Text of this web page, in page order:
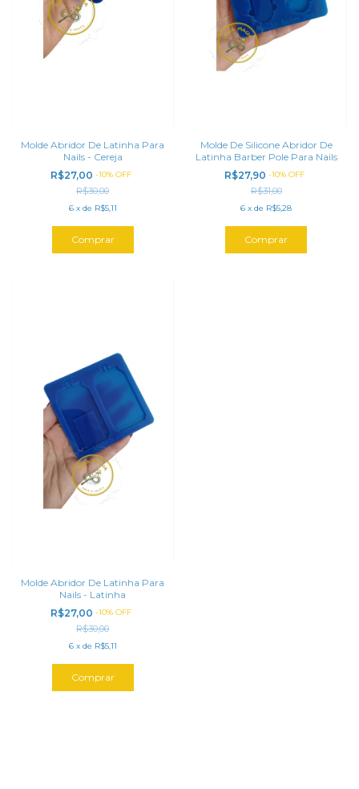
Molde Abridor De Latinha Para
Nails - Cereja
R$27,00-10%OFF
R$30,00
6 x de R$5,11
Molde De Silicone Abridor De
Latinha Barber Pole Para Nails
R$27,90-10%OFF
R$31,00
6 xde R$5,28
Molde Abridor De Latinha Para
Nails - Latinha
R$27,00-10%OFF
R$30,00
6 x de R$5,11